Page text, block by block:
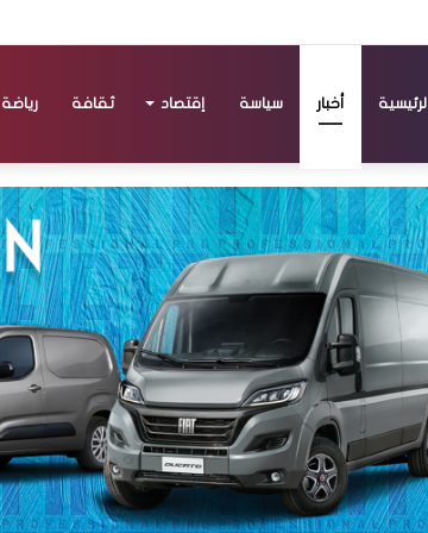
الرئيسية أخبار سياسة إقتصاد ثقافة رياضة